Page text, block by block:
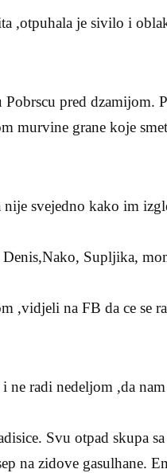
,otpuhala je sivilo i
Pobrscu pred dzamijom.
murvine grane koje
svejedno kako im
Supljika,
,vidjeli na FB da ce se
radi nedeljom ,da
Svu otpad skupa
na zidove gasulhane.